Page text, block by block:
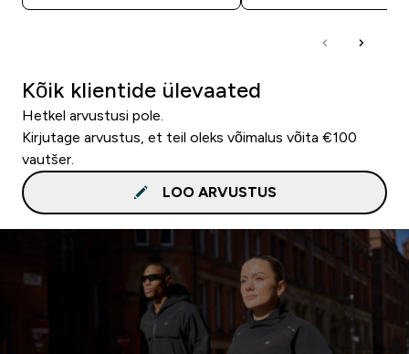
Kõik klientide ülevaated
Hetkel arvustusi pole.
Kirjutage arvustus, et teil oleks võimalus võita €100
vautšer.
LOO ARVUSTUS